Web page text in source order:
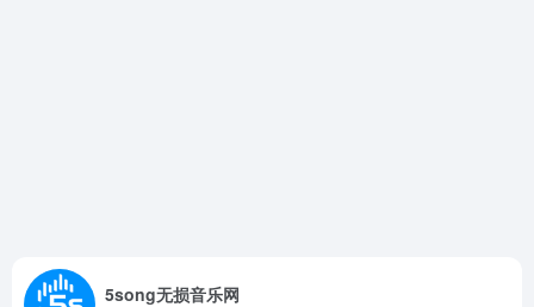
5song无损音乐网